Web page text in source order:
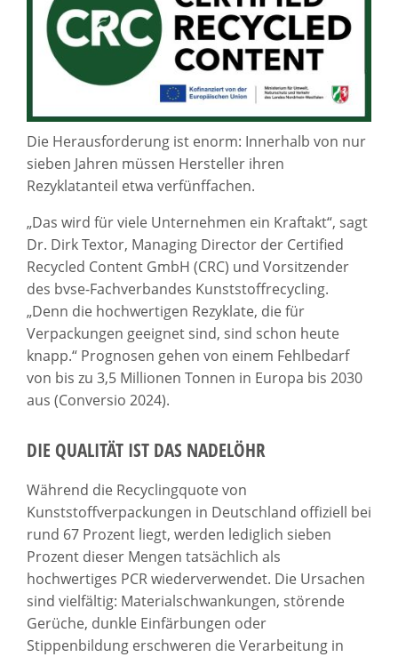
Die Herausforderung ist enorm: Innerhalb von nur
sieben Jahren müssen Hersteller ihren
Rezyklatanteil etwa verfünffachen.
„Das wird für viele Unternehmen ein Kraftakt“, sagt
Dr. Dirk Textor, Managing Director der Certified
Recycled Content GmbH (CRC) und Vorsitzender
des bvse-Fachverbandes Kunststoffrecycling.
„Denn die hochwertigen Rezyklate, die für
Verpackungen geeignet sind, sind schon heute
knapp.“ Prognosen gehen von einem Fehlbedarf
von bis zu 3,5 Millionen Tonnen in Europa bis 2030
aus (Conversio 2024).
DIE QUALITÄT IST DAS NADELÖHR
Während die Recyclingquote von
Kunststoffverpackungen in Deutschland offiziell bei
rund 67 Prozent liegt, werden lediglich sieben
Prozent dieser Mengen tatsächlich als
hochwertiges PCR wiederverwendet. Die Ursachen
sind vielfältig: Materialschwankungen, störende
Gerüche, dunkle Einfärbungen oder
Stippenbildung erschweren die Verarbeitung in